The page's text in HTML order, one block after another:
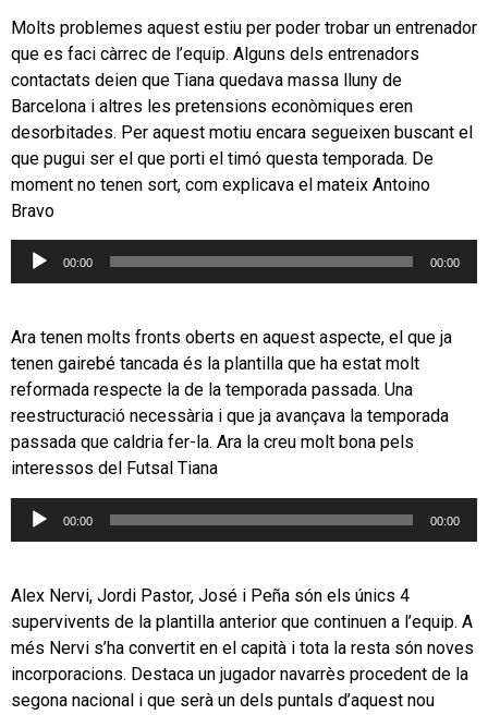
Molts problemes aquest estiu per poder trobar un entrenador
que es faci càrrec de l’equip. Alguns dels entrenadors
contactats deien que Tiana quedava massa lluny de
Barcelona i altres les pretensions econòmiques eren
desorbitades. Per aquest motiu encara segueixen buscant el
que pugui ser el que porti el timó questa temporada. De
moment no tenen sort, com explicava el mateix Antoino
Bravo
Reproductor
00:00 00:00
Ara tenen molts fronts oberts en aquest aspecte, el que ja
tenen gairebé tancada és la plantilla que ha estat molt
reformada respecte la de la temporada passada. Una
reestructuració necessària i que ja avançava la temporada
passada que caldria fer-la. Ara la creu molt bona pels
interessos del Futsal Tiana
Reproductor
00:00 00:00
Alex Nervi, Jordi Pastor, José i Peña són els únics 4
supervivents de la plantilla anterior que continuen a l’equip. A
més Nervi s’ha convertit en el capità i tota la resta són noves
incorporacions. Destaca un jugador navarrès procedent de la
segona nacional i que serà un dels puntals d’aquest nou